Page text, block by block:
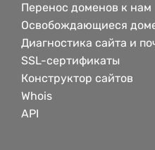
Перенос доменов к нам
Освобождающиеся
Диагностика сайта и
SSL-сертификаты
Конструктор сайтов
Whois
API